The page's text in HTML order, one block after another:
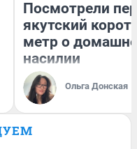
Посмотрели
якутский
метр о
насилии
Ольга Донская